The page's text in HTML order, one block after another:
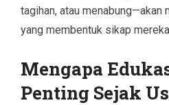
tagihan, atau menabung—akan
yang membentuk sikap
Mengapa
Penting Sejak